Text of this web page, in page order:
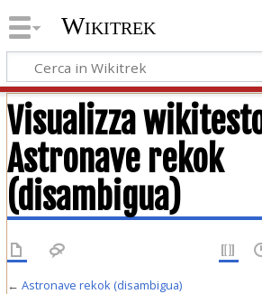
Wikitrek
Visualizza
Astronave rekok
(disambigua)
← Astronave rekok (disambigua)